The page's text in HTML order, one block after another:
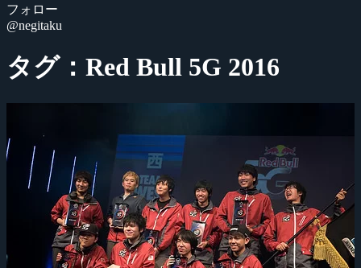
フォロー
@negitaku
タグ：Red Bull 5G 2016